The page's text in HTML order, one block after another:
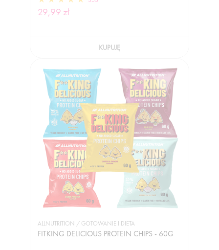
29,99 zł
KUPUJĘ
ALLNUTRITION / GOTOWANIE I DIETA
FITKING DELICIOUS PROTEIN CHIPS - 60G